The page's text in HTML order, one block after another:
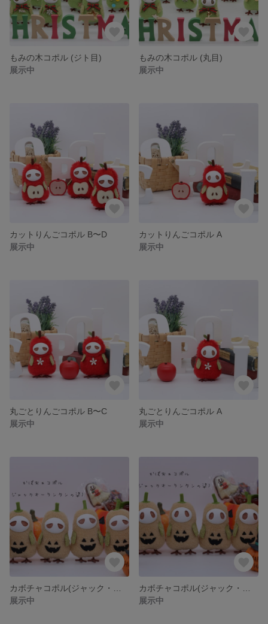
もみの木コポル (ジト目)
展示中
もみの木コポル (丸目)
展示中
カットりんごコポル B〜D
展示中
カットりんごコポル A
展示中
丸ごとりんごコポル B〜C
展示中
丸ごとりんごコポル A
展示中
展示中
展示中